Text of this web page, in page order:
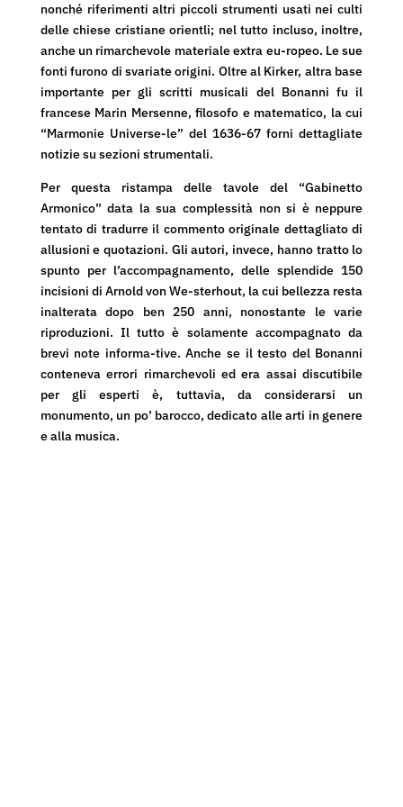
nonché riferimenti altri piccoli strumenti usati nei culti
delle chiese cristiane orientli; nel tutto incluso, inoltre,
anche un rimarchevole materiale extra eu-ropeo. Le sue
fonti furono di svariate origini. Oltre al Kirker, altra base
importante per gli scritti musicali del Bonanni fu il
francese Marin Mersenne, filosofo e matematico, la cui
“Marmonie Universe-le” del 1636-67 forni dettagliate
notizie su sezioni strumentali.
Per questa ristampa delle tavole del “Gabinetto
Armonico” data la sua complessità non si è neppure
tentato di tradurre il commento originale dettagliato di
allusioni e quotazioni. Gli autori, invece, hanno tratto lo
spunto per l’accompagnamento, delle splendide 150
incisioni di Arnold von We-sterhout, la cui bellezza resta
inalterata dopo ben 250 anni, nonostante le varie
riproduzioni. Il tutto è solamente accompagnato da
brevi note informa-tive. Anche se il testo del Bonanni
conteneva errori rimarchevoli ed era assai discutibile
per gli esperti è, tuttavia, da considerarsi un
monumento, un po’ barocco, dedicato alle arti in genere
e alla musica.